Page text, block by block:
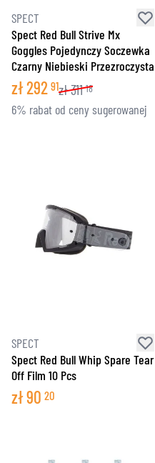
SPECT
Spect Red Bull Strive Mx
Goggles Pojedynczy Soczewka
Czarny Niebieski Przezroczysta
zł292 91zł311 18
6% rabat od ceny sugerowanej
SPECT
Spect Red Bull Whip Spare Tear
Off Film 10 Pcs
zł90 20